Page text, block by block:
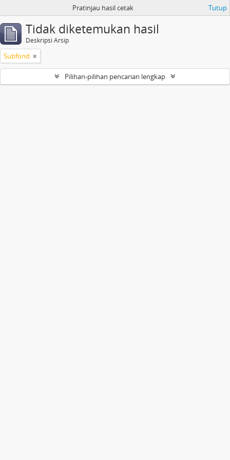
Pratinjau hasil cetak Tutup
Tidak diketemukan hasil
Deskripsi Arsip
Subfond
Pilihan-pilihan pencarian lengkap